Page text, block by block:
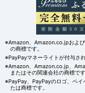
※Amazon、Amazon.co.jpおよ
の商標です。
※PayPayマネーライトが付与さ
※Amazon、Amazon.co.jp、
またはその関連会社の商標です
※PayPay、PayPayのロゴ、ペ
たは商標です。